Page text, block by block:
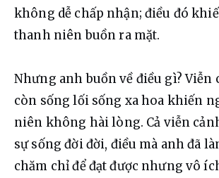
không dễ chấp nhận; điều đó
thanh niên buồn ra mặt.
Nhưng anh buồn về điều gì? Viễn
còn sống lối sống xa hoa khiến
niên không hài lòng. Cả viễn
sự sống đời đời, điều mà anh đã
chăm chỉ để đạt được nhưng vô